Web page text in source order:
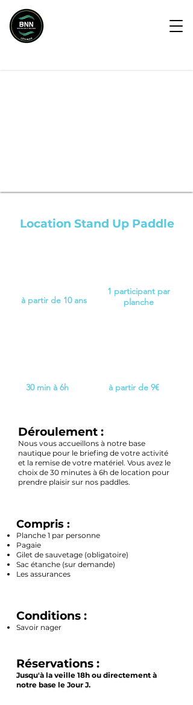
Location Stand Up Paddle
à partir de 10 ans
30 min à 6h
1 participant par
planche
à partir de 9€
Déroulement :
Nous vous accueillons à notre base
nautique pour le briefing de votre activité
et la remise de votre matériel. Vous avez le
choix de 30 minutes à 6h de location pour
prendre plaisir sur nos paddles.
Compris :
Planche 1 par personne
Pagaie
Gilet de sauvetage (obligatoire)
Sac étanche (sur demande)
Les assurances
Conditions :
Savoir nager
Réservations :
Jusqu'à la veille 18h ou directement à
notre base le Jour J.